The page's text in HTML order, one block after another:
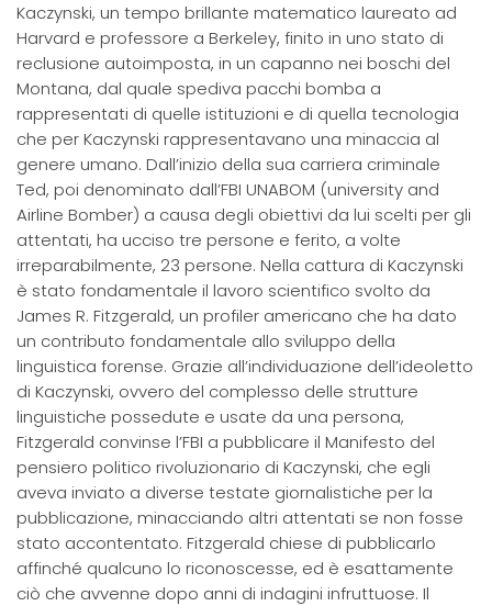
Kaczynski, un tempo brillante matematico laureato ad
Harvard e professore a Berkeley, finito in uno stato di
reclusione autoimposta, in un capanno nei boschi del
Montana, dal quale spediva pacchi bomba a
rappresentati di quelle istituzioni e di quella tecnologia
che per Kaczynski rappresentavano una minaccia al
genere umano. Dall’inizio della sua carriera criminale
Ted, poi denominato dall’FBI UNABOM (university and
Airline Bomber) a causa degli obiettivi da lui scelti per gli
attentati, ha ucciso tre persone e ferito, a volte
irreparabilmente, 23 persone. Nella cattura di Kaczynski
è stato fondamentale il lavoro scientifico svolto da
James R. Fitzgerald, un profiler americano che ha dato
un contributo fondamentale allo sviluppo della
linguistica forense. Grazie all’individuazione dell’ideoletto
di Kaczynski, ovvero del complesso delle strutture
linguistiche possedute e usate da una persona,
Fitzgerald convinse l’FBI a pubblicare il Manifesto del
pensiero politico rivoluzionario di Kaczynski, che egli
aveva inviato a diverse testate giornalistiche per la
pubblicazione, minacciando altri attentati se non fosse
stato accontentato. Fitzgerald chiese di pubblicarlo
affinché qualcuno lo riconoscesse, ed è esattamente
ciò che avvenne dopo anni di indagini infruttuose. Il